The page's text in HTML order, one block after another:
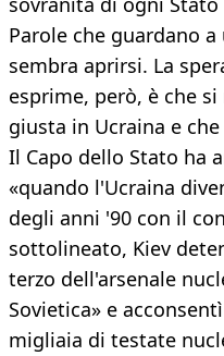
Parole che guardano
sembra aprirsi. La
esprime, però, è che
giusta in Ucraina e
Il Capo dello Stato ha
«quando l'Ucraina
degli anni '90 con il
sottolineato, Kiev
terzo dell'arsenale
Sovietica» e
migliaia di testate